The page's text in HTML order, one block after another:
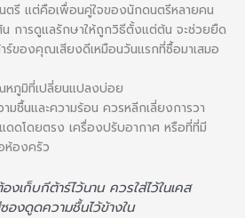
ตรี แต่คือเพื่อนคู่ใจของนักดนตรีหลายคน
น การดูแลรักษาให้ถูกวิธีตั้งแต่ต้น จะช่วยยืด
ร์ของคุณเสียงดีเหมือนวันแรกที่ซื้อมาเสมอ
หภูมิที่เปลี่ยนแปลงบ่อย
มชื้นและความร้อน ควรหลีกเลี่ยงการวา
ดดโดยตรง เครื่องปรับอากาศ หรือที่ที่มี
ห้องครัว
งเก็บกีต้าร์ไว้นาน ควรใส่ไว้ในเคส
องดูดความชื้นไว้ข้างใน